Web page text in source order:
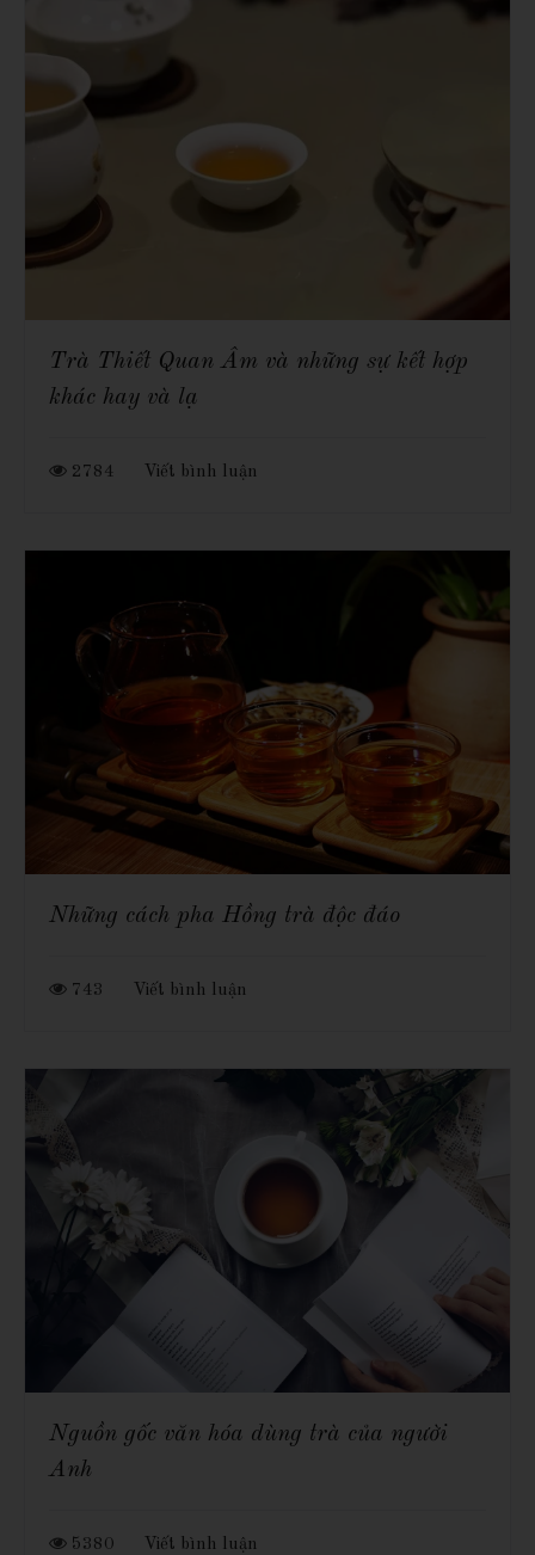
Trà Thiết Quan Âm và những sự kết hợp
khác hay và lạ
2784 Viết bình luận
Những cách pha Hồng trà độc đáo
743 Viết bình luận
Nguồn gốc văn hóa dùng trà của người
Anh
5380 Viết bình luận